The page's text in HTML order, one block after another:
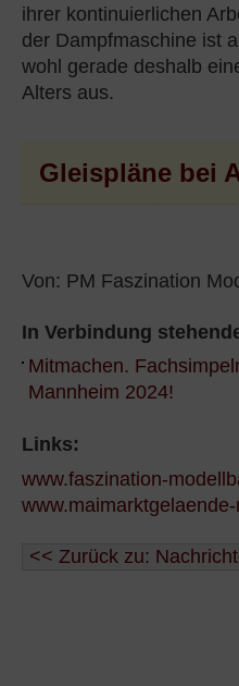
ihrer kontinuierlichen
der Dampfmaschine ist
wohl gerade deshalb
Alters aus.
Gleispläne bei
Von: PM Faszination
In Verbindung
Mitmachen.
Mannheim 2024!
Links:
www.faszination-
<< Zurück zu: